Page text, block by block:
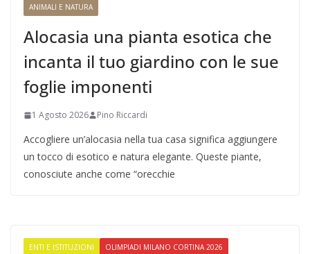
ANIMALI E NATURA
Alocasia una pianta esotica che
incanta il tuo giardino con le sue
foglie imponenti
1 Agosto 2026 Pino Riccardi
Accogliere un’alocasia nella tua casa significa aggiungere
un tocco di esotico e natura elegante. Queste piante,
conosciute anche come “orecchie
ENTI E ISTITUZIONI
OLIMPIADI MILANO CORTINA 2026